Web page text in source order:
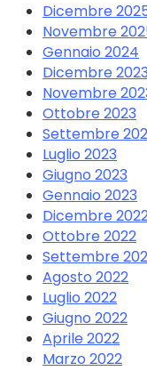
Dicembre
Novembre
Gennaio 2024
Dicembre 2023
Novembre
Ottobre 2023
Settembre
Luglio 2023
Giugno 2023
Gennaio 2023
Dicembre
Ottobre 2022
Settembre
Agosto 2022
Luglio 2022
Giugno 2022
Aprile 2022
Marzo 2022